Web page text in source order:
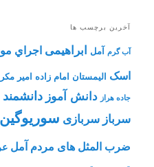
آخرین برچسب ها
آب گرم آمل ابراهیمی اجراي
اسک الیمستان امام زاده امیر
جاده هراز دانش آموز دانشمند
سرباز سربازی سوریوگین
ضرب المثل های مردم آمل